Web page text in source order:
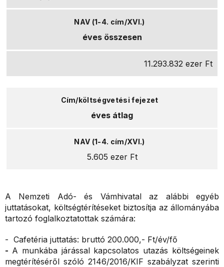
éves összesen
11.293.832 ezer Ft
éves átlag
5.605 ezer Ft
A Nemzeti Adó- és Vámhivatal az alábbi egyéb
juttatásokat, költségtérítéseket biztosítja az állományába
tartozó foglalkoztatottak számára:
- Cafetéria juttatás: bruttó 200.000,- Ft/év/fő
- A munkába járással kapcsolatos utazás költségeinek
megtérítéséről szóló 2146/2016/KIF szabályzat szerinti